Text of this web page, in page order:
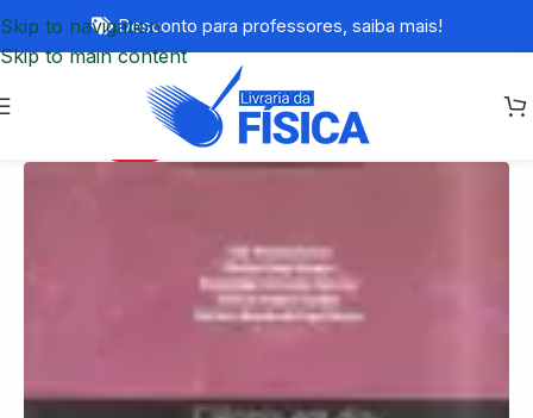
Skip to navigation
Skip to main content
Desconto para professores, saiba mais!